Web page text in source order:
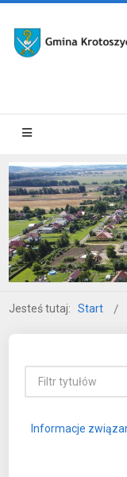
Jesteś tutaj: Start
Informacje